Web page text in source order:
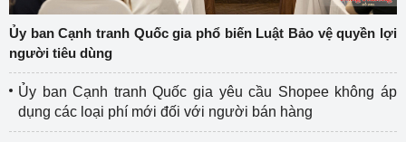
Ủy ban Cạnh tranh Quốc gia phổ biến Luật Bảo vệ quyền lợi
người tiêu dùng
Ủy ban Cạnh tranh Quốc gia yêu cầu Shopee không áp
dụng các loại phí mới đối với người bán hàng